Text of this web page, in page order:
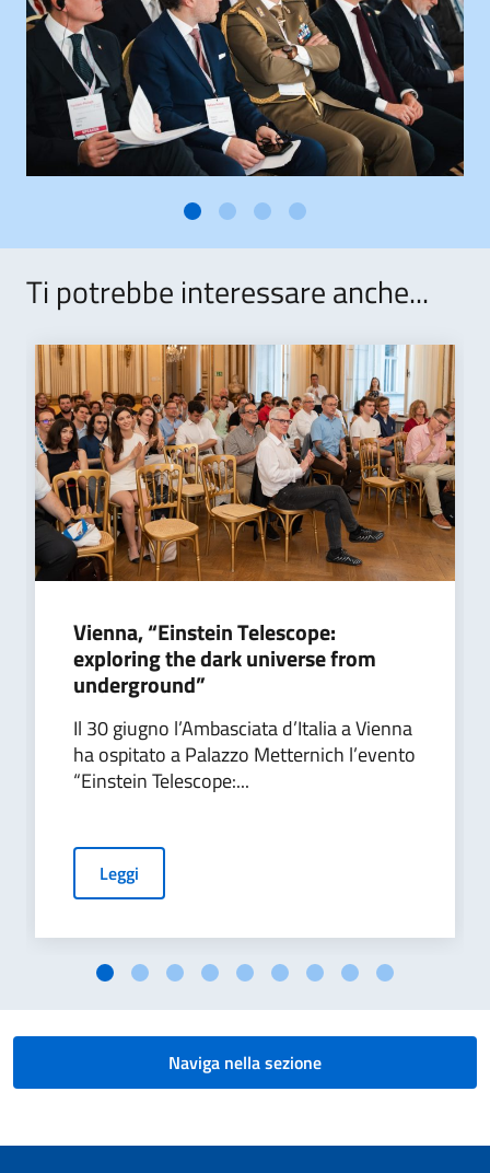
Ti potrebbe interessare anche...
Vienna, “Einstein Telescope:
exploring the dark universe from
underground”
Il 30 giugno l’Ambasciata d’Italia a Vienna
ha ospitato a Palazzo Metternich l’evento
“Einstein Telescope:...
Leggi
Naviga nella sezione